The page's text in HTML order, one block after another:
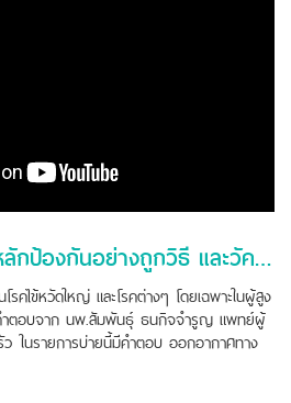
ต้านภัยไข้หวัดใหญ่ รู้หลักป้องกันอย่างถูกวิธี และวัคซีนผู้สูงอายุ
รคไข้หวัดใหญ่ และโรคต่างๆ โดยเฉพาะในผู้สูง
ำตอบจาก นพ.สัมพันธุ์ ธนกิจจำรูญ แพทย์ผู้
ในรายการบ่ายนี้มีคำตอบ ออกอากาศทาง